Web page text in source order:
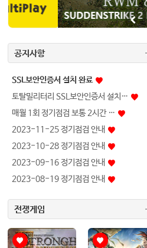
공지사항
SSL보안인증서 설치 완료
토탈밀리터리 SSL보안인증서 설치…
매월 1회 정기점검 보통 2시간 …
2023-11-25 정기점검 안내
2023-10-28 정기점검 안내
2023-09-16 정기점검 안내
2023-08-19 정기점검 안내
전쟁게임